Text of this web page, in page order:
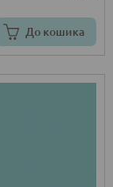
До кошика